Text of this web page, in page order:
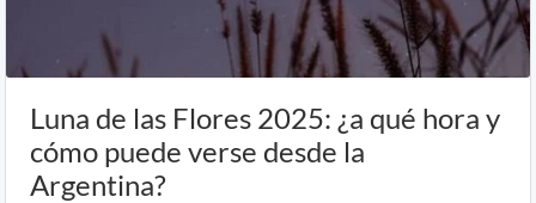
Luna de las Flores 2025: ¿a qué hora y
cómo puede verse desde la
Argentina?